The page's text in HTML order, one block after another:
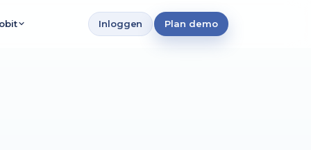
Inloggen Plan demo